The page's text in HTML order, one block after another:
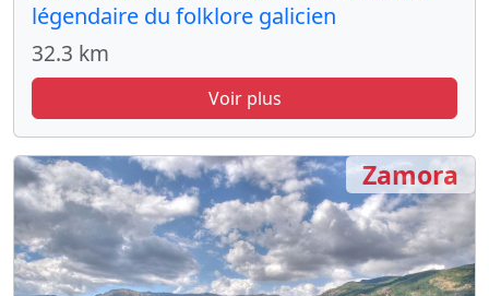
légendaire du folklore galicien
32.3 km
Voir plus
Zamora